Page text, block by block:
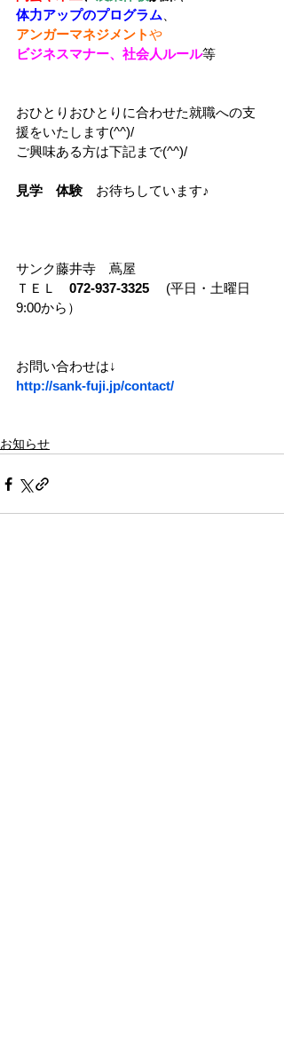
体力アップのプログラム
アンガーマネジメントや
ビジネスマナー、社会人ルール等
おひとりおひとりに合わせた就職への支
援をいたします(^^)/
ご興味ある方は下記まで(^^)/
見学　体験 お待ちしています♪
サンク藤井寺　蔦屋
ＴＥＬ 072-937-3325 (平日・土曜日
9:00から）
お問い合わせは↓
http://sank-fuji.jp/contact/
お知らせ